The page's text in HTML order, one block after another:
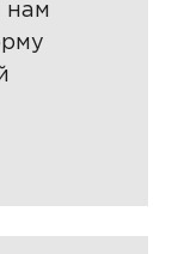
нам